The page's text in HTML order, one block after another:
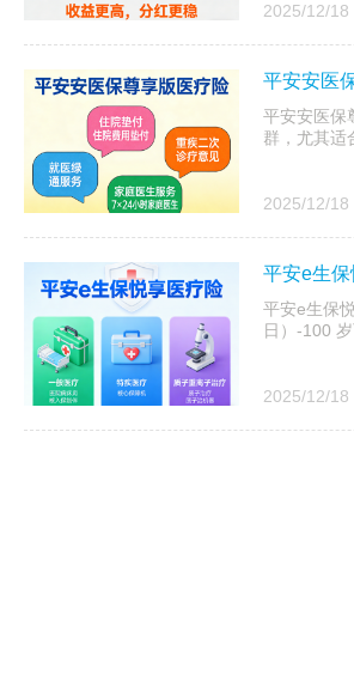
2025/12/18
平安安医
平安安医保
群，尤其适
2025/12/18
平安e生
平安e生保
日）-100
2025/12/18